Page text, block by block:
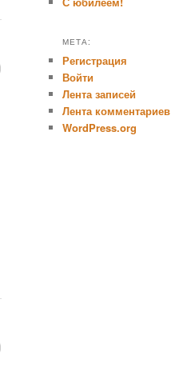
МЕТА:
Регистрация
Войти
Лента записей
Лента комментариев
WordPress.org